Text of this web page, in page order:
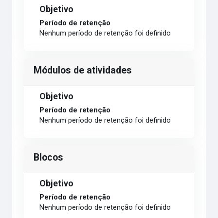
Objetivo
Período de retenção
Nenhum período de retenção foi definido
Módulos de atividades
Objetivo
Período de retenção
Nenhum período de retenção foi definido
Blocos
Objetivo
Período de retenção
Nenhum período de retenção foi definido